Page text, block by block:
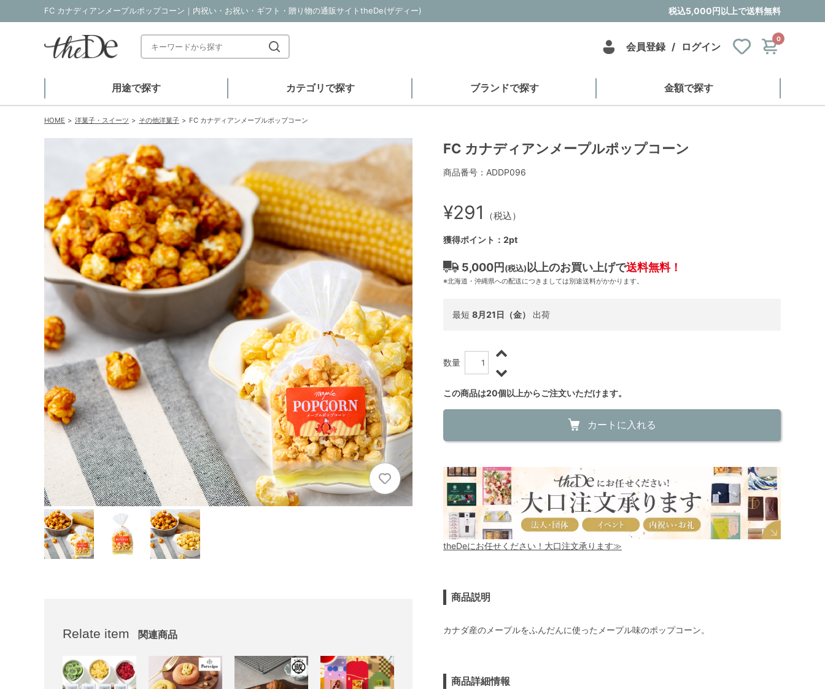
FC カナディアンメープルポップコーン｜内祝い・お祝い・ギフト・贈り物の通販サイトtheDe(ザディー) 税込5,000円以上で送料無料
会員登録 / ログイン
0
用途で探す カテゴリで探す ブランドで探す 金額で探す
HOME 洋菓子・スイーツ その他洋菓子 FC カナディアンメープルポップコーン
Relate item 関連商品
FC カナディアンメープルポップコーン
商品番号：ADDP096
¥291 （税込）
獲得ポイント：2pt
5,000円 (税込) 以上のお買い上げで送料無料！
※北海道・沖縄県への配送につきましては別途送料がかかります。
最短 8月21日（金） 出荷
数量
この商品は20個以上からご注文いただけます。
カートに入れる
theDeにお任せください！大口注文承ります≫
商品説明
カナダ産のメープルをふんだんに使ったメープル味のポップコーン。
商品詳細情報